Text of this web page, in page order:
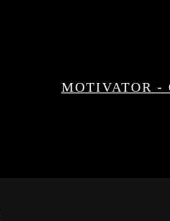
MOTIVATOR -